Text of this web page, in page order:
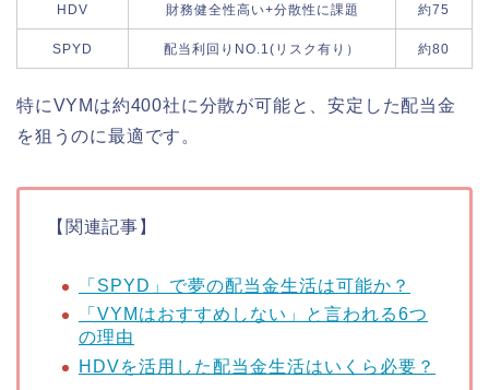
HDV 財務健全性高い+分散性に課題 約75
SPYD 配当利回りNO.1(リスク有り） 約80
特にVYMは約400社に分散が可能と、安定した配当金
を狙うのに最適です。
【関連記事】
「SPYD」で夢の配当金生活は可能か？
「VYMはおすすめしない」と言われる6つ
の理由
HDVを活用した配当金生活はいくら必要？